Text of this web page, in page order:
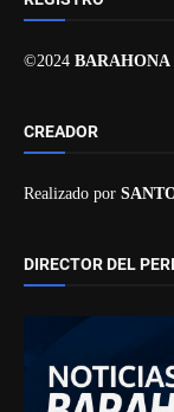
©2024 BARAHONA
CREADOR
Realizado por
DIRECTOR DEL